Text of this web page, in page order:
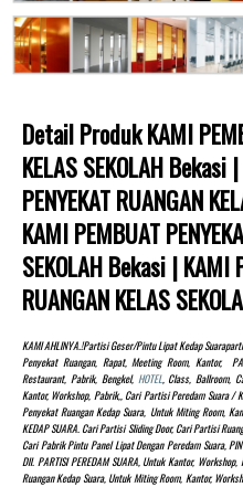
Detail Produk KAMI
KELAS SEKOLAH Bekasi
PENYEKAT RUANGAN
KAMI PEMBUAT
SEKOLAH Bekasi | KAMI
RUANGAN KELAS
KAMI AHLINYA.!partisi Geser/pintu Lipat Kedap
Penyekat Ruangan, Rapat, Meeting Room, Kantor,
Restaurant, Pabrik, Bengkel, HOTEL, Class, Ballroom,
Kantor, Workshop, Pabrik,, Cari Partisi Peredam Suara /
Penyekat Ruangan Kedap Suara, Untuk Miting Room,
KEDAP SUARA. Cari Partisi Sliding Door, Cari Partisi
Cari Pabrik Pintu Panel Lipat Dengan Peredam Suara,
Dll. PARTISI PEREDAM SUARA, Untuk Kantor,
Ruangan Kedap Suara, Untuk Miting Room, Kantor,